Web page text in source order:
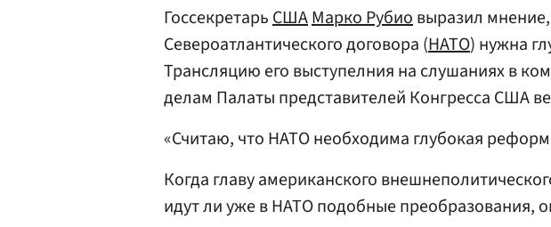
ГоссекретарьСШАМарко Рубиовыразил
Североатлантического договора (НАТО) нужна
Трансляцию его выступелния на слушаниях в
делам Палаты представителей Конгресса США
«Считаю, что НАТО необходима глубокая
Когда главу американского
идут ли уже в НАТО подобные преобразования,